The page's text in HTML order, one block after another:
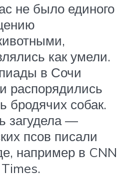
не было единого
как умели.
в Сочи
распорядились
бродячих собак.
загудела —
псов писали
например в CNN